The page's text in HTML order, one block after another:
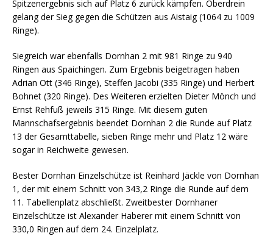
Spitzenergebnis sich auf Platz 6 zurück kämpfen. Oberdrein
gelang der Sieg gegen die Schützen aus Aistaig (1064 zu 1009
Ringe).
Siegreich war ebenfalls Dornhan 2 mit 981 Ringe zu 940
Ringen aus Spaichingen. Zum Ergebnis beigetragen haben
Adrian Ott (346 Ringe), Steffen Jacobi (335 Ringe) und Herbert
Bohnet (320 Ringe). Des Weiteren erzielten Dieter Mönch und
Ernst Rehfuß jeweils 315 Ringe. Mit diesem guten
Mannschafsergebnis beendet Dornhan 2 die Runde auf Platz
13 der Gesamttabelle, sieben Ringe mehr und Platz 12 wäre
sogar in Reichweite gewesen.
Bester Dornhan Einzelschütze ist Reinhard Jäckle von Dornhan
1, der mit einem Schnitt von 343,2 Ringe die Runde auf dem
11. Tabellenplatz abschließt. Zweitbester Dornhaner
Einzelschütze ist Alexander Haberer mit einem Schnitt von
330,0 Ringen auf dem 24. Einzelplatz.